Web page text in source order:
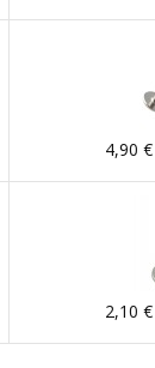
4,90 €
2,10 €